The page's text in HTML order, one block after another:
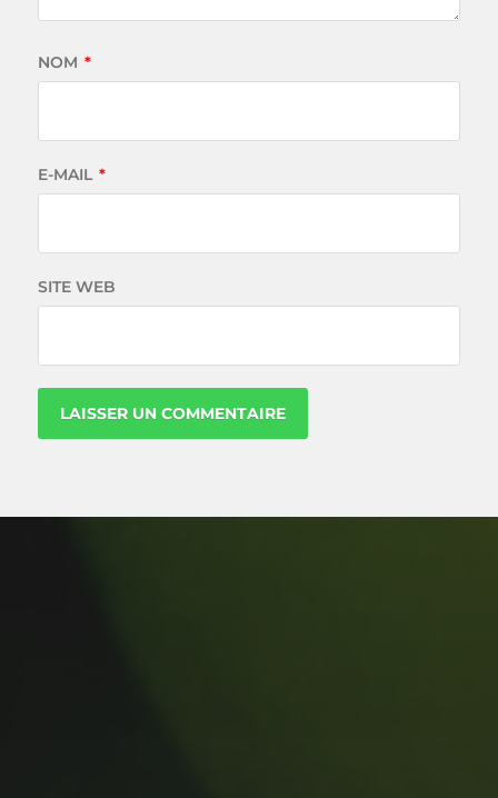
NOM *
E-MAIL *
SITE WEB